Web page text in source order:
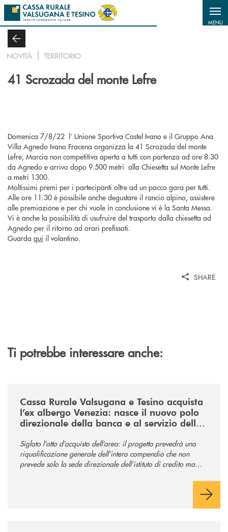
Salta al contenuto principale
MENU
NOVITÀ TERRITORIO
41 Scrozada del monte Lefre
Domenica 7/8/22 l’ Unione Sportiva Castel Ivano e il Gruppo Ana
Villa Agnedo Ivano Fracena organizza la 41 Scrozada del monte
Lefre, Marcia non competitiva aperta a tutti con partenza ad ore 8.30
da Agnedo e arrivo dopo 9.500 metri alla Chiesetta sul Monte Lefre
a metri 1300.
Moltissimi premi per i partecipanti oltre ad un pacco gara per tutti.
Alle ore 11.30 è possibile anche degustare il rancio alpino, assistere
alle premiazione e per chi vuole in conclusione vi è la Santa Messa.
Vi è anche la possibilità di usufruire del trasporto dalla chiesetta ad
Agnedo per il ritorno ad orari prefissati.
Guarda qui il volantino.
SHARE
Ti potrebbe interessare anche:
Cassa Rurale Valsugana e Tesino acquista
l’ex albergo Venezia: nasce il nuovo polo
direzionale della banca e al servizio della
Siglato l’atto d’acquisto dell’area: il progetto prevedrà una
riqualificazione generale dell’intero compendio che non
prevede solo la sede direzionale dell’istituto di credito ma